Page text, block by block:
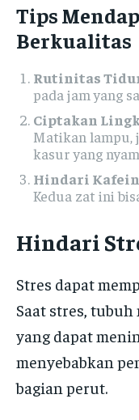
Tips
Berkualitas
Rutinitas
pada jam yang
Ciptakan
Matikan lampu,
kasur yang
Hindari Kafein
Kedua zat ini
Hindari
Stres dapat
Saat stres,
yang dapat
menyebabkan
bagian perut.